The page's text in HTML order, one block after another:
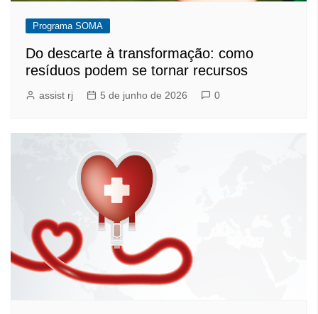
Programa SOMA
Do descarte à transformação: como
resíduos podem se tornar recursos
assist rj 5 de junho de 2026 0